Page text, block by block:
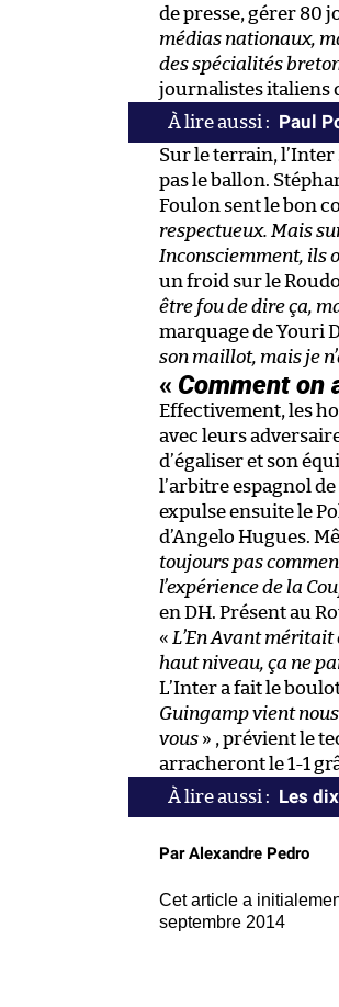
de presse, gérer 80
médias nationaux,
des spécialités
journalistes italiens
Paul
Sur le terrain,
pas le ballon.
Foulon sent le bon
respectueux. Mais
Inconsciemment, ils
un froid sur le
être fou de dire ça,
marquage de Youri
son maillot, mais je
« Comment on
Effectivement, les
avec leurs
d’égaliser et son
l’arbitre espagnol
expulse ensuite le
d’Angelo Hugues.
toujours pas
l’expérience de la
en DH. Présent au
« L’En Avant méritait
haut niveau, ça ne
L’Inter a fait le
Guingamp vient
vous » , prévient le
arracheront le 1-1
Les
Par Alexandre Pedro
Cet article a
septembre 2014